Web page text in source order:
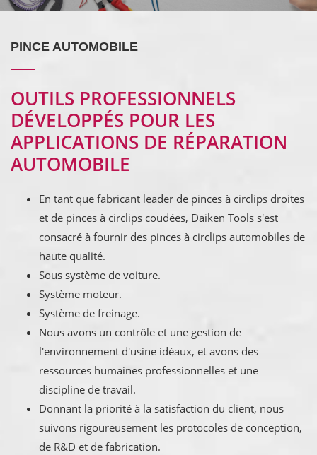
PINCE AUTOMOBILE
OUTILS PROFESSIONNELS
DÉVELOPPÉS POUR LES
APPLICATIONS DE RÉPARATION
AUTOMOBILE
En tant que fabricant leader de pinces à circlips droites
et de pinces à circlips coudées, Daiken Tools s'est
consacré à fournir des pinces à circlips automobiles de
haute qualité.
Sous système de voiture.
Système moteur.
Système de freinage.
Nous avons un contrôle et une gestion de
l'environnement d'usine idéaux, et avons des
ressources humaines professionnelles et une
discipline de travail.
Donnant la priorité à la satisfaction du client, nous
suivons rigoureusement les protocoles de conception,
de R&D et de fabrication.